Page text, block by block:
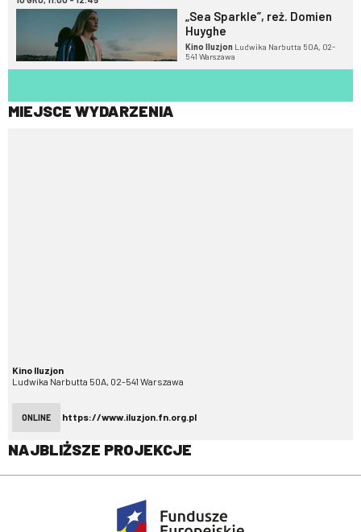
„Sea Sparkle”, reż. Domien
Huyghe
Kino Iluzjon Ludwika Narbutta 50A, 02-
541 Warszawa
MIEJSCE WYDARZENIA
Kino Iluzjon
Ludwika Narbutta 50A, 02-541 Warszawa
ONLINE https://www.iluzjon.fn.org.pl
NAJBLIŻSZE PROJEKCJE